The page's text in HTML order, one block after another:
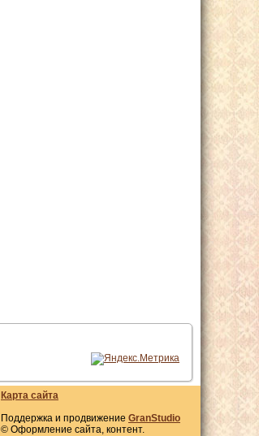
Карта сайта
Поддержка и продвижение GranStudio
© Оформление сайта, контент.